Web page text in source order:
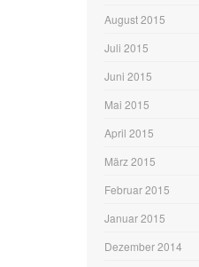
August 2015
Juli 2015
Juni 2015
Mai 2015
April 2015
März 2015
Februar 2015
Januar 2015
Dezember 2014